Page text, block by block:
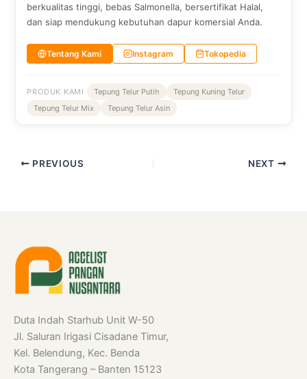
berkualitas tinggi, bebas Salmonella, bersertifikat Halal,
dan siap mendukung kebutuhan dapur komersial Anda.
Tentang Kami Instagram Tokopedia
PRODUK KAMI Tepung Telur Putih
Tepung Kuning Telur
Tepung Telur Mix
Tepung Telur Asin
PREVIOUS NEXT
Duta Indah Starhub Unit W-50
Jl. Saluran Irigasi Cisadane Timur,
Kel. Belendung, Kec. Benda
Kota Tangerang – Banten 15123